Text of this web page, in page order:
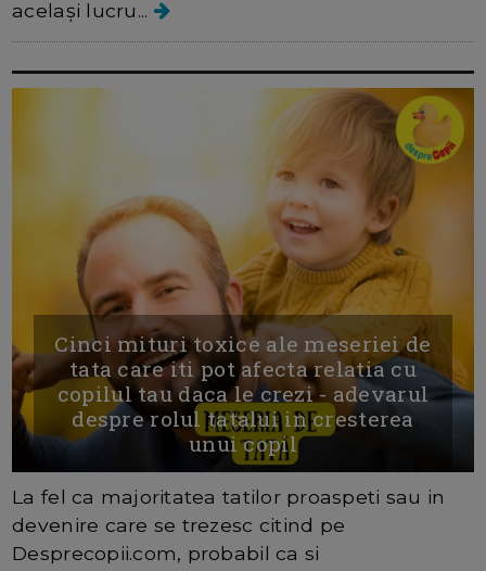
același lucru...
Cinci mituri toxice ale meseriei de
tata care iti pot afecta relatia cu
copilul tau daca le crezi - adevarul
despre rolul tatalui in cresterea
unui copil
La fel ca majoritatea tatilor proaspeti sau in
devenire care se trezesc citind pe
Desprecopii.com, probabil ca si